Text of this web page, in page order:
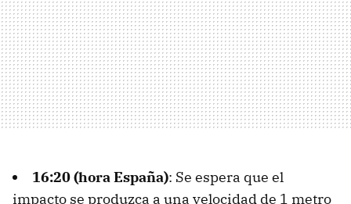
16:20 (hora España): Se espera que el
impacto se produzca a una velocidad de 1 metro